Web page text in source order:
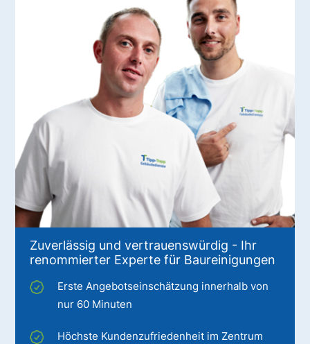
Zuverlässig und vertrauenswürdig - Ihr
renommierter Experte für Baureinigungen
Erste Angebotseinschätzung innerhalb von
nur 60 Minuten
Höchste Kundenzufriedenheit im Zentrum